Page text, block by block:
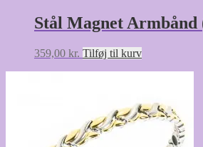
Stål Magnet
359,00 kr. Tilføj til kurv